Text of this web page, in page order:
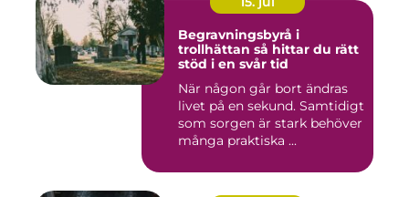
Begravningsbyrå i
trollhättan så hittar du rätt
stöd i en svår tid
När någon går bort ändras
livet på en sekund. Samtidigt
som sorgen är stark behöver
många praktiska ...